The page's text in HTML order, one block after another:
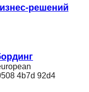
решений